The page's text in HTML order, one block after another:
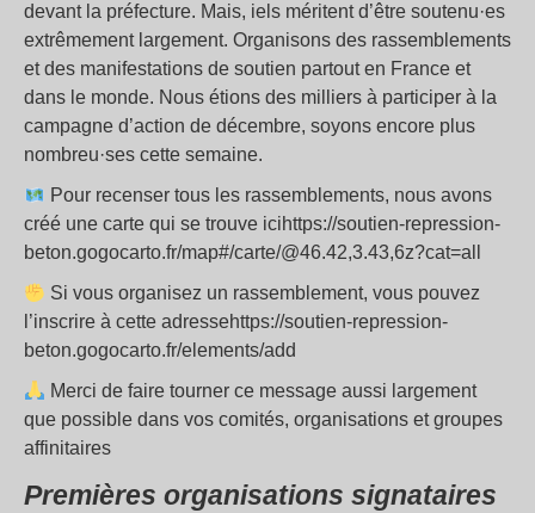
devant la préfecture. Mais, iels méritent d’être soutenu·es
extrêmement largement. Organisons des rassemblements
et des manifestations de soutien partout en France et
dans le monde. Nous étions des milliers à participer à la
campagne d’action de décembre, soyons encore plus
nombreu·ses cette semaine.
Pour recenser tous les rassemblements, nous avons
créé une carte qui se trouve icihttps://soutien-repression-
beton.gogocarto.fr/map#/carte/@46.42,3.43,6z?cat=all
Si vous organisez un rassemblement, vous pouvez
l’inscrire à cette adressehttps://soutien-repression-
beton.gogocarto.fr/elements/add
Merci de faire tourner ce message aussi largement
que possible dans vos comités, organisations et groupes
affinitaires
Premières organisations signataires